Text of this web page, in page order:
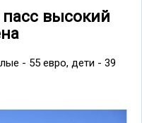
высокий
- 55 евро, дети - 39